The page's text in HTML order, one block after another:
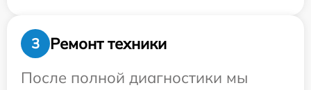
3
Ремонт техники
После полной диагностики мы